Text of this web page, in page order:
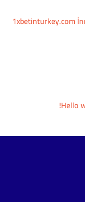
1xbetinturkey.com
Hello